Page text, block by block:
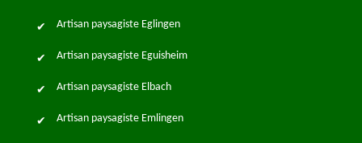
Artisan paysagiste Eglingen
Artisan paysagiste Eguisheim
Artisan paysagiste Elbach
Artisan paysagiste Emlingen